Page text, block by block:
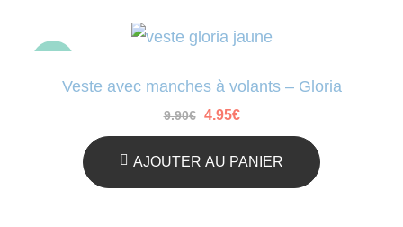
Veste avec manches à volants – Gloria
9.90€ Le
était :
9.90€.
4.95€Le
est :
4.95€.
AJOUTER AU PANIER